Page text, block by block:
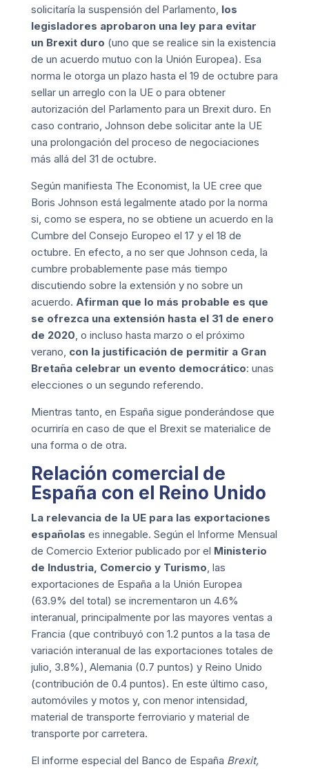
solicitaría la suspensión del Parlamento, los
legisladores aprobaron una ley para evitar
un Brexit duro (uno que se realice sin la existencia
de un acuerdo mutuo con la Unión Europea). Esa
norma le otorga un plazo hasta el 19 de octubre para
sellar un arreglo con la UE o para obtener
autorización del Parlamento para un Brexit duro. En
caso contrario, Johnson debe solicitar ante la UE
una prolongación del proceso de negociaciones
más allá del 31 de octubre.
Según manifiesta The Economist, la UE cree que
Boris Johnson está legalmente atado por la norma
si, como se espera, no se obtiene un acuerdo en la
Cumbre del Consejo Europeo el 17 y el 18 de
octubre. En efecto, a no ser que Johnson ceda, la
cumbre probablemente pase más tiempo
discutiendo sobre la extensión y no sobre un
acuerdo. Afirman que lo más probable es que
se ofrezca una extensión hasta el 31 de enero
de 2020, o incluso hasta marzo o el próximo
verano, con la justificación de permitir a Gran
Bretaña celebrar un evento democrático: unas
elecciones o un segundo referendo.
Mientras tanto, en España sigue ponderándose que
ocurriría en caso de que el Brexit se materialice de
una forma o de otra.
Relación comercial de
España con el Reino Unido
La relevancia de la UE para las exportaciones
españolas es innegable. Según el Informe Mensual
de Comercio Exterior publicado por el Ministerio
de Industria, Comercio y Turismo, las
exportaciones de España a la Unión Europea
(63.9% del total) se incrementaron un 4.6%
interanual, principalmente por las mayores ventas a
Francia (que contribuyó con 1.2 puntos a la tasa de
variación interanual de las exportaciones totales de
julio, 3.8%), Alemania (0.7 puntos) y Reino Unido
(contribución de 0.4 puntos). En este último caso,
automóviles y motos y, con menor intensidad,
material de transporte ferroviario y material de
transporte por carretera.
El informe especial del Banco de España Brexit,